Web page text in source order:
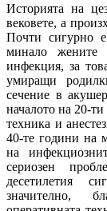
Историята на
вековете, а
Почти сигурно
минало жените
инфекция, за
умиращи
сечение в
началото на 20-
техника и
40-те години на
на
сериозен
десетилетия
значително,